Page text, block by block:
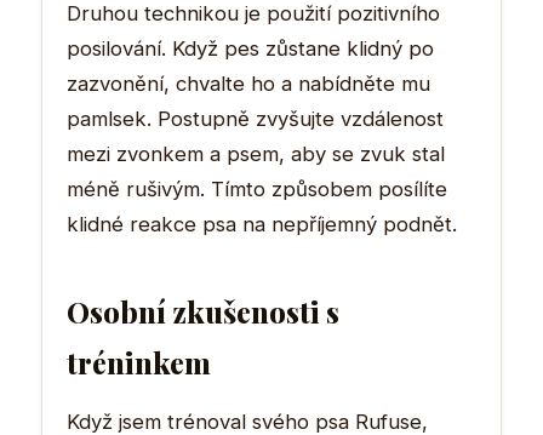
Druhou technikou je použití pozitivního
posilování. Když pes zůstane klidný po
zazvonění, chvalte ho a nabídněte mu
pamlsek. Postupně zvyšujte vzdálenost
mezi zvonkem a psem, aby se zvuk stal
méně rušivým. Tímto způsobem posílíte
klidné reakce psa na nepříjemný podnět.
Osobní zkušenosti s
tréninkem
Když jsem trénoval svého psa Rufuse,